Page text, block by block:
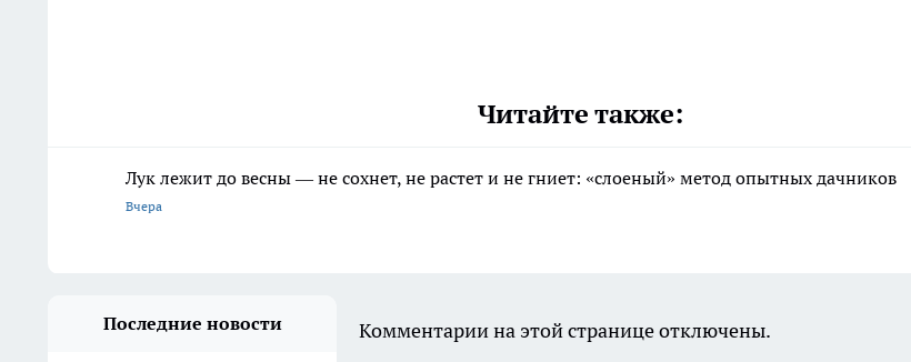
Читайте также:
Лук лежит до весны — не сохнет, не растет и не гниет: «слоеный» метод опытных дачников
Вчера
Последние новости Комментарии на этой странице отключены.